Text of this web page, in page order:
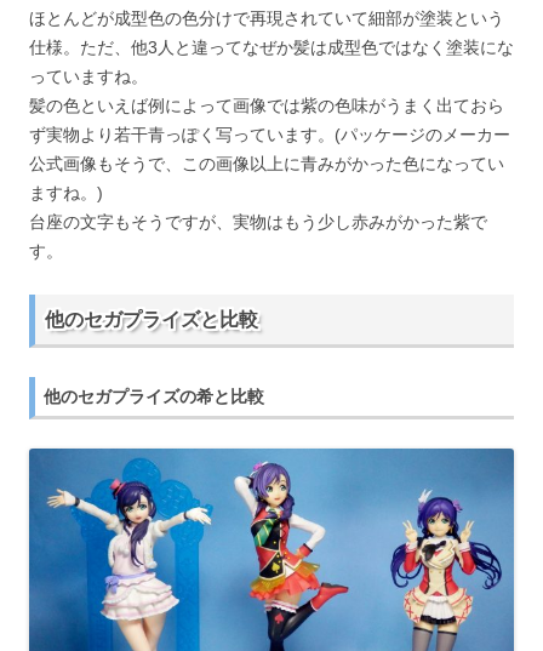
ほとんどが成型色の色分けで再現されていて細部が塗装という
仕様。ただ、他3人と違ってなぜか髪は成型色ではなく塗装にな
っていますね。
髪の色といえば例によって画像では紫の色味がうまく出ておら
ず実物より若干青っぽく写っています。(パッケージのメーカー
公式画像もそうで、この画像以上に青みがかった色になってい
ますね。)
台座の文字もそうですが、実物はもう少し赤みがかった紫で
す。
他のセガプライズと比較
他のセガプライズの希と比較